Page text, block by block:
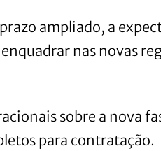
ampliado, a
nas novas
sobre a nova
para contratação.